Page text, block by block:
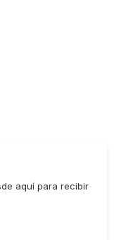
aquí para recibir